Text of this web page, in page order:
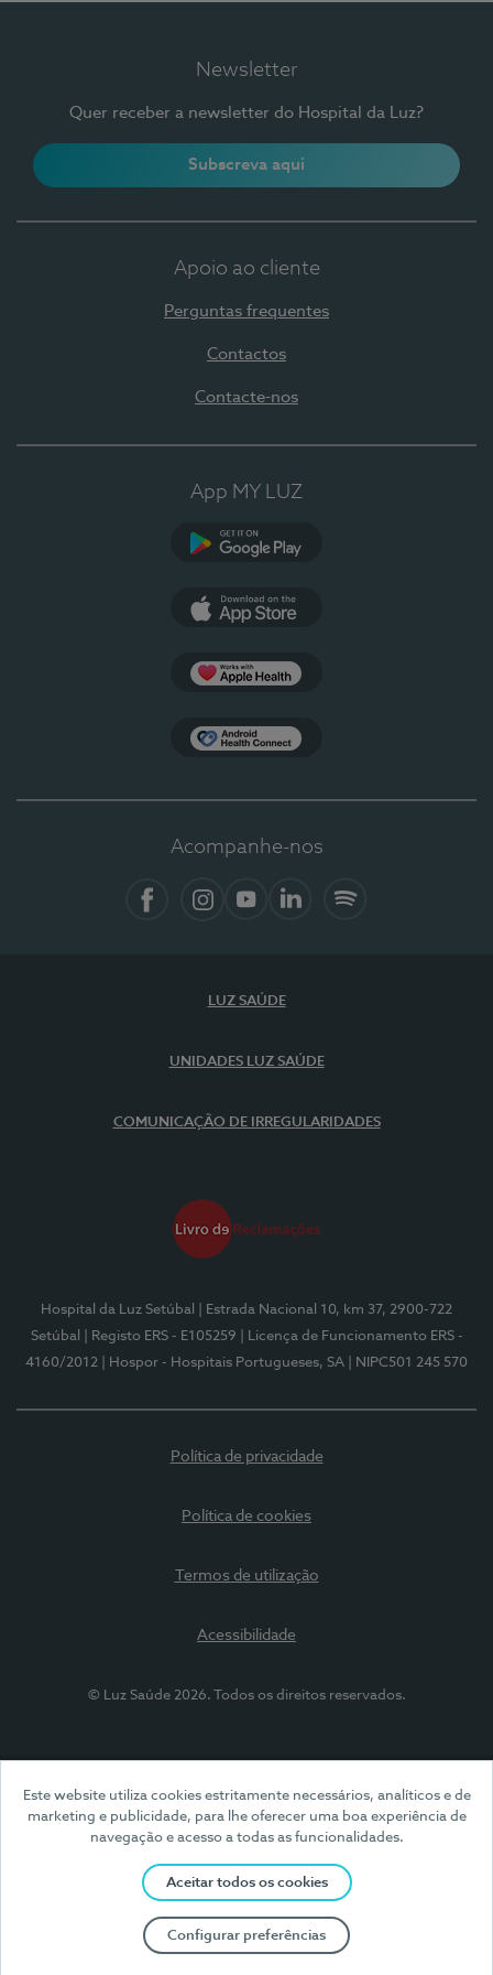
Este website utiliza cookies estritamente necessários, analíticos e de
marketing e publicidade, para lhe oferecer uma boa experiência de
navegação e acesso a todas as funcionalidades.
Aceitar todos os cookies
Configurar preferências
Newsletter
Quer receber a newsletter do Hospital da Luz?
Subscreva aqui
Apoio ao cliente
Perguntas frequentes
Contactos
Contacte-nos
App MY LUZ
Acompanhe-nos
LUZ SAÚDE
UNIDADES LUZ SAÚDE
COMUNICAÇÃO DE IRREGULARIDADES
Hospital da Luz Setúbal
| Estrada Nacional 10, km 37, 2900-722
Setúbal
| Registo ERS - E105259
| Licença de Funcionamento ERS -
4160/2012
| Hospor - Hospitais Portugueses, SA | NIPC501 245 570
Política de privacidade
Política de cookies
Termos de utilização
Acessibilidade
© Luz Saúde 2026. Todos os direitos reservados.